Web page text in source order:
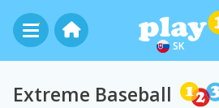
SK
Extreme Baseball